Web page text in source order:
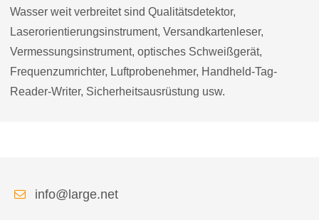
Wasser weit verbreitet sind Qualitätsdetektor,
Laserorientierungsinstrument, Versandkartenleser,
Vermessungsinstrument, optisches Schweißgerät,
Frequenzumrichter, Luftprobenehmer, Handheld-Tag-
Reader-Writer, Sicherheitsausrüstung usw.
info@large.net